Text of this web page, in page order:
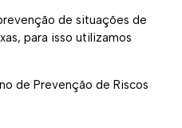
de situações de
para isso utilizamos
de Prevenção de Riscos